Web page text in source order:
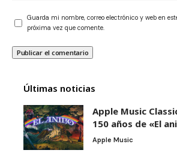
Guarda mi nombre, correo electrónico y web en
próxima vez que comente.
Últimas noticias
Apple Music
150 años de «El
Apple Music